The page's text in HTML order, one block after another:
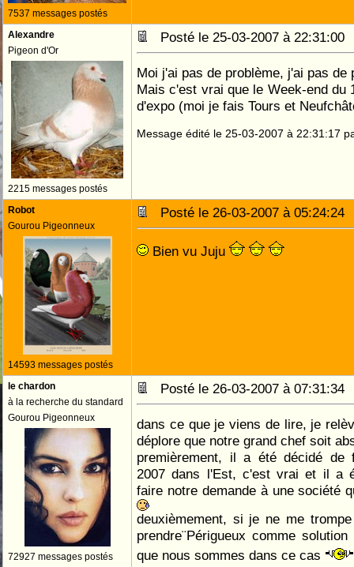
7537 messages postés
Alexandre
Pigeon d'Or
2215 messages postés
Posté le 25-03-2007 à
Moi j'ai pas de problème, j'ai pas
Mais c'est vrai que le Week-end du
d'expo (moi je fais Tours et
Message édité le 25-03-2007 à 22:31:17
Robot
Gourou Pigeonneux
14593 messages postés
Posté le 26-03-2007 à
Bien vu Juju
le chardon
à la recherche du standard
Gourou Pigeonneux
72927 messages postés
Posté le 26-03-2007 à
dans ce que je viens de lire, je
déplore que notre grand chef soit
premièrement, il a été décidé de
2007 dans l'Est, c'est vrai et il a
faire notre demande à une société
deuxièmement, si je ne me
prendre¨Périgueux comme
que nous sommes dans ce cas